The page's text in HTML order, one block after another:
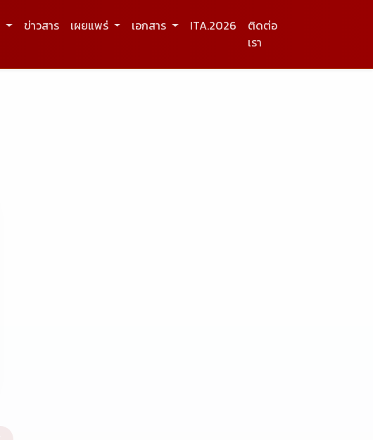
ข่าวสาร เผยแพร่ เอกสาร ITA.2026
ติดต่อ
เรา